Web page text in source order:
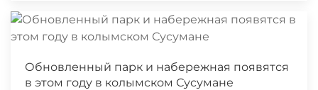
Обновленный парк и набережная появятся
в этом году в колымском Сусумане